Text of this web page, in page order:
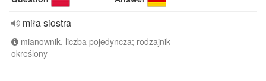
miła siostra
mianownik, liczba pojedyncza; rodzajnik
określony